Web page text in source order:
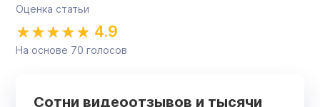
Оценка статьи
4.9
На основе 70 голосов
Сотни видеоотзывов и тысячи